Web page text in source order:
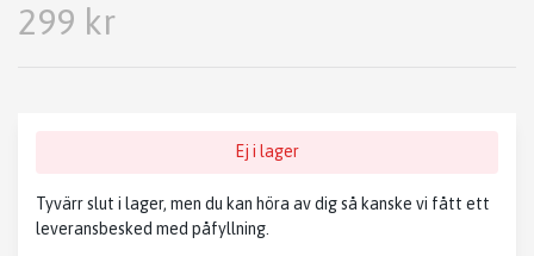
299 kr
Ej i lager
Tyvärr slut i lager, men du kan höra av dig så kanske vi fått ett
leveransbesked med påfyllning.